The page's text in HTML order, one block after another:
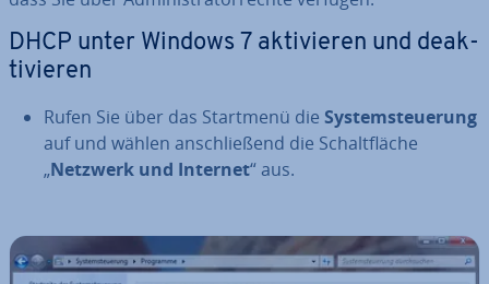
DHCP unter Windows 7 ak­ti­vie­ren und de­ak­
ti­vie­ren
Rufen Sie über das Startmenü die Sys­tem­steue­rung
auf und wählen an­schlie­ßend die Schalt­flä­che
„Netzwerk und Internet“ aus.